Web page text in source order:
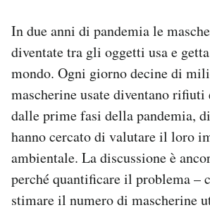
Newsletter
Notifiche mobile
Regala il Post
Hai bisogno di aiuto?
In due anni di pandemia le
diventate tra gli oggetti usa e
mondo. Ogni giorno decine di
mascherine usate diventano rifiuti
dalle prime fasi della pandemia,
hanno cercato di valutare il loro
ambientale. La discussione è
perché quantificare il problema –
stimare il numero di mascherine